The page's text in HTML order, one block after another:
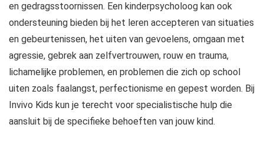
en gedragsstoornissen. Een kinderpsycholoog kan ook
ondersteuning bieden bij het leren accepteren van situaties
en gebeurtenissen, het uiten van gevoelens, omgaan met
agressie, gebrek aan zelfvertrouwen, rouw en trauma,
lichamelijke problemen, en problemen die zich op school
uiten zoals faalangst, perfectionisme en gepest worden. Bij
Invivo Kids kun je terecht voor specialistische hulp die
aansluit bij de specifieke behoeften van jouw kind.